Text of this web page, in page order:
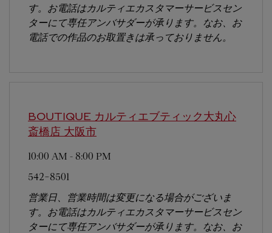
す。お電話はカルティエカスタマーサービスセン
ターにて専任アンバサダーが承ります。なお、お
電話での作品のお取置きは承っておりません。
BOUTIQUE カルティエブティック大丸心
斎橋店 大阪市
10:00 AM - 8:00 PM
542-8501
営業日、営業時間は変更になる場合がございま
す。お電話はカルティエカスタマーサービスセン
ターにて専任アンバサダーが承ります。なお、お